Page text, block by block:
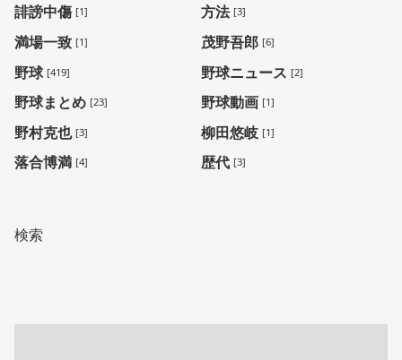
誹謗中傷 [1] 方法 [3]
満場一致 [1] 茂野吾郎 [6]
野球 [419] 野球ニュース [2]
野球まとめ [23] 野球動画 [1]
野村克也 [3] 柳田悠岐 [1]
落合博満 [4] 歴代 [3]
検索